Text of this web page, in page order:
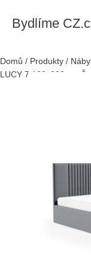
Bydlíme
Domů / Produkty /
LUCY 7 160x200 cm